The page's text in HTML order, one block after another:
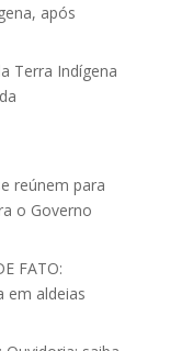
após
Terra Indígena
reúnem para
o Governo
FATO:
em aldeias